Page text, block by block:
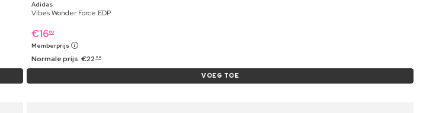
Adidas
Vibes Wonder Force EDP
€1669
Memberprijs
Normale prijs:€22 99
VOEG TOE